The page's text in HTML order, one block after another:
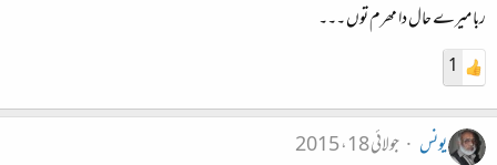
ربا میرے حال دا مھرم توں ۔۔۔
1
یونس
جولائی 18، 2015